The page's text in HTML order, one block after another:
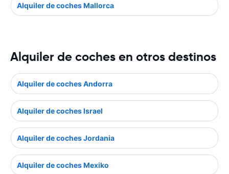
Alquiler de coches Mallorca
Alquiler de coches en otros destinos
Alquiler de coches Andorra
Alquiler de coches Israel
Alquiler de coches Jordania
Alquiler de coches Mexiko